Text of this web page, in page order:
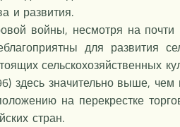
и развития.
войны, несмотря на почти
для развития
сельскохозяйственных
здесь значительно выше, чем
на перекрестке
стран.